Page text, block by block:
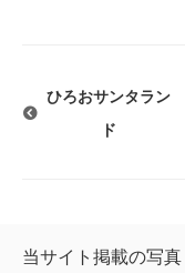
ひろおサンタラン
ド
当サイト掲載の写